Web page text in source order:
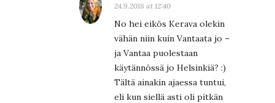
24.9.2018 at 12:40
No hei eikös Kerava olekin
vähän niin kuin Vantaata jo –
ja Vantaa puolestaan
käytännössä jo Helsinkiä? :)
Tältä ainakin ajaessa tuntui,
eli kun siellä asti oli pitkän